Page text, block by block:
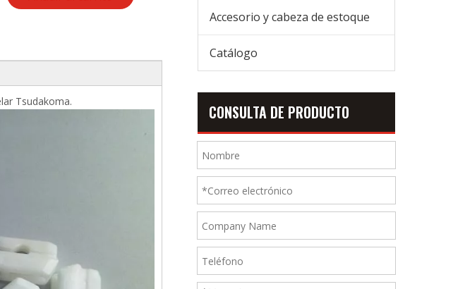
Tsudakoma.
Accesorio y cabeza de estoque
Catálogo
CONSULTA DE PRODUCTO